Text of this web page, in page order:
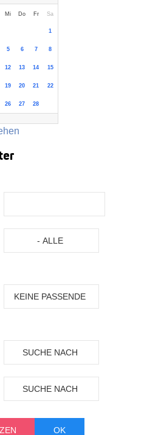
Mi Do Fr Sa
1
5 6 7 8
12 13 14 15
19 20 21 22
26 27 28
- ALLE
KEINE PASSENDE
SUCHE NACH
ORT
SUCHE NACH